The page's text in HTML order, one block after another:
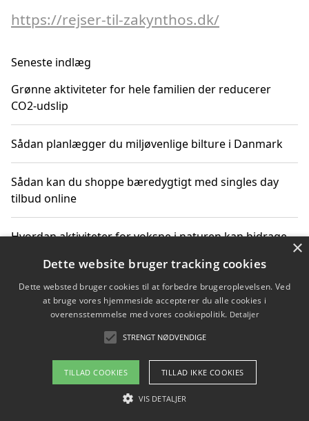
https://rejser-til-zakynthos.dk/
Seneste indlæg
Grønne aktiviteter for hele familien der reducerer
CO2-udslip
Sådan planlægger du miljøvenlige bilture i Danmark
Sådan kan du shoppe bæredygtigt med singles day
tilbud online
Hvordan aktiviteter for voksne i naturen kan bidrage
Sådan planlægger du dine vigtige datoer for CO2-
reduktion
Copyright 2026 - Pilanto Aps
Om / kontakt
×
Dette website bruger tracking cookies
Dette websted bruger cookies til at forbedre brugeroplevelsen. Ved
at bruge vores hjemmeside accepterer du alle cookies i
overensstemmelse med vores cookiepolitik. Detaljer
STRENGT NØDVENDIGE
TILLAD COOKIES TILLAD IKKE COOKIES
VIS DETALJER